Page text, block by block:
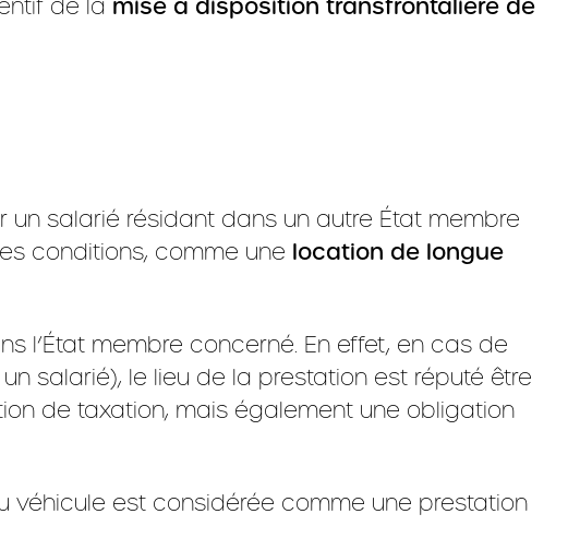
de la mise à disposition transfrontalière de
un salarié résidant dans un autre État membre
conditions, comme une location de longue
l’État membre concerné. En effet, en cas de
salarié), le lieu de la prestation est réputé être
de taxation, mais également une obligation
véhicule est considérée comme une prestation